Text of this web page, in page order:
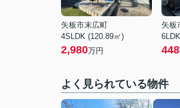
矢板市末広町
4SLDK (120.89㎡)
2,980万円
矢板
448
よく見られている物件